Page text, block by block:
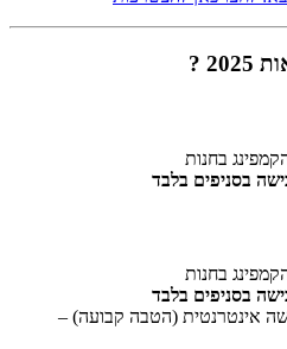
?
בחנות
בסניפים בלבד
בחנות
בסניפים בלבד
אינטרנטית (הטבה קבועה) –